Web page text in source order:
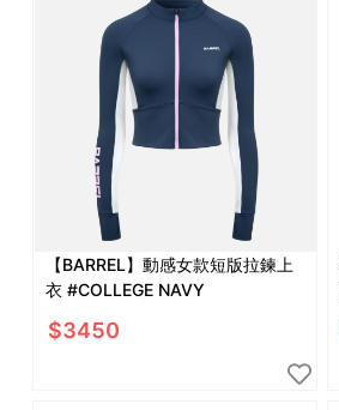
【BARREL】動感女款短版拉鍊上
衣 #COLLEGE NAVY
$3450